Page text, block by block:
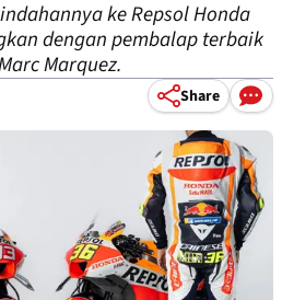
ke Repsol Honda
dengan pembalap terbaik
Marquez.
Share